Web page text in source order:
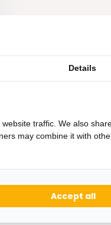
tot 17:00
Details
traffic. We also
may combine it with
Accept all